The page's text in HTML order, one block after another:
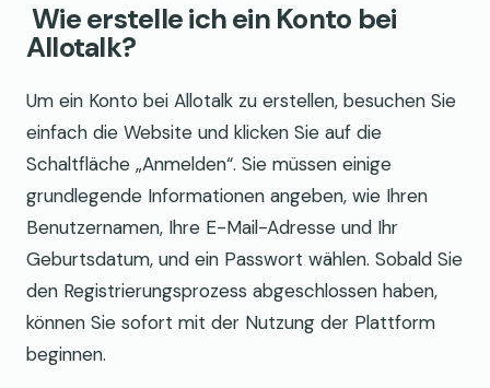
Wie erstelle ich ein Konto bei
Allotalk?
Um ein Konto bei Allotalk zu erstellen, besuchen Sie
einfach die Website und klicken Sie auf die
Schaltfläche „Anmelden“. Sie müssen einige
grundlegende Informationen angeben, wie Ihren
Benutzernamen, Ihre E-Mail-Adresse und Ihr
Geburtsdatum, und ein Passwort wählen. Sobald Sie
den Registrierungsprozess abgeschlossen haben,
können Sie sofort mit der Nutzung der Plattform
beginnen.